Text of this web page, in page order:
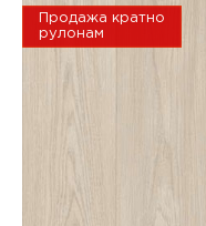
Продажа кратно
рулонам